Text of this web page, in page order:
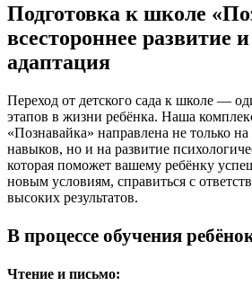
Подготовка к школе
всестороннее развитие
адаптация
Переход от детского сада к школе —
этапов в жизни ребёнка. Наша
«Познавайка» направлена не только
навыков, но и на развитие
которая поможет вашему ребёнку
новым условиям, справиться с
высоких результатов.
В процессе обучения
Чтение и письмо: